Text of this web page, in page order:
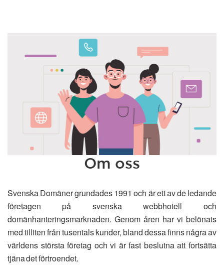
Om oss
Svenska Domäner grundades 1991 och är ett av de ledande
företagen på svenska webbhotell och
domänhanteringsmarknaden. Genom åren har vi belönats
med tilliten från tusentals kunder, bland dessa finns några av
världens största företag och vi är fast beslutna att fortsätta
tjäna det förtroendet.